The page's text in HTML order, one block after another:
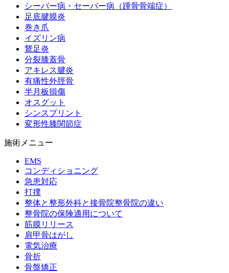
シーバー病・セーバー病（踵骨骨端症）
足底腱膜炎
巻き爪
イズリン病
鵞足炎
分裂膝蓋骨
アキレス腱炎
有痛性外脛骨
半月板損傷
オスグット
シンスプリント
変形性膝関節症
施術メニュー
EMS
コンディショニング
急患対応
打撲
整体と整形外科と接骨院整骨院の違い
整骨院の保険適用について
筋膜リリース
肩甲骨はがし
電気治療
骨折
骨盤矯正